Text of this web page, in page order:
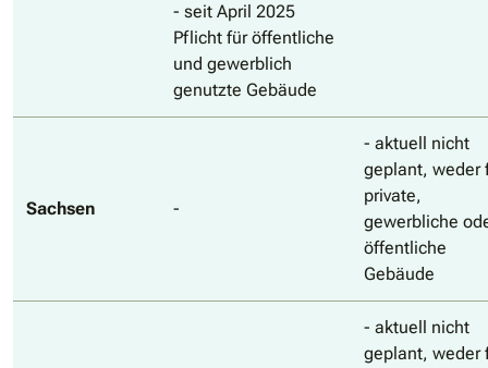
- seit April 2025
Pflicht für öffentliche
und gewerblich
genutzte Gebäude
Sachsen -
- aktuell nicht
geplant, weder
private,
gewerbliche
öffentliche
Gebäude
- aktuell nicht
geplant, weder